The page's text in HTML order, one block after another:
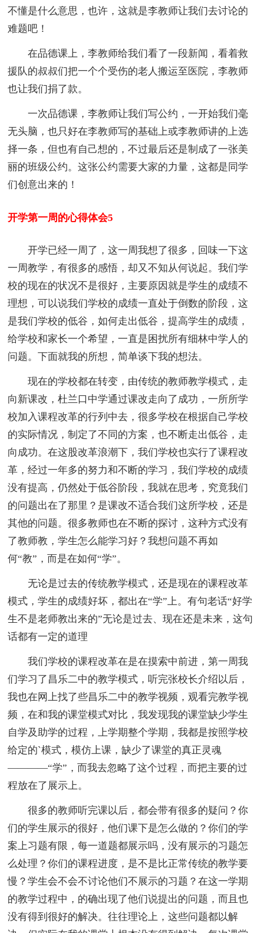
不懂是什么意思，也许，这就是李教师让我们去讨论的
难题吧！
在品德课上，李教师给我们看了一段新闻，看着救
援队的叔叔们把一个个受伤的老人搬运至医院，李教师
也让我们捐了款。
一次品德课，李教师让我们写公约，一开始我们毫
无头脑，也只好在李教师写的基础上或李教师讲的上选
择一条，但也有自己想的，不过最后还是制成了一张美
丽的班级公约。这张公约需要大家的力量，这都是同学
们创意出来的！
开学第一周的心得体会5
开学已经一周了，这一周我想了很多，回味一下这
一周教学，有很多的感悟，却又不知从何说起。我们学
校的现在的状况不是很好，主要原因就是学生的成绩不
理想，可以说我们学校的成绩一直处于倒数的阶段，这
是我们学校的低谷，如何走出低谷，提高学生的成绩，
给学校和家长一个希望，一直是困扰所有细林中学人的
问题。下面就我的所想，简单谈下我的想法。
现在的学校都在转变，由传统的教师教学模式，走
向新课改，杜兰口中学通过课改走向了成功，一所所学
校加入课程改革的行列中去，很多学校在根据自己学校
的实际情况，制定了不同的方案，也不断走出低谷，走
向成功。在这股改革浪潮下，我们学校也实行了课程改
革，经过一年多的努力和不断的学习，我们学校的成绩
没有提高，仍然处于低谷阶段，我就在思考，究竟我们
的问题出在了那里？是课改不适合我们这所学校，还是
其他的问题。很多教师也在不断的探讨，这种方式没有
了教师教，学生怎么能学习好？我想问题不再如
何“教”，而是在如何“学”。
无论是过去的传统教学模式，还是现在的课程改革
模式，学生的成绩好坏，都出在“学”上。有句老话“好学
生不是老师教出来的”无论是过去、现在还是未来，这句
话都有一定的道理
我们学校的课程改革在是在摸索中前进，第一周我
们学习了昌乐二中的教学模式，听完张校长介绍以后，
我也在网上找了些昌乐二中的教学视频，观看完教学视
频，在和我的课堂模式对比，我发现我的课堂缺少学生
自学及助学的过程，上学期整个学期，我都是按照学校
给定的`模式，模仿上课，缺少了课堂的真正灵魂
————“学”，而我去忽略了这个过程，而把主要的过
程放在了展示上。
很多的教师听完课以后，都会带有很多的疑问？你
们的学生展示的很好，他们课下是怎么做的？你们的学
案上习题有限，每一道题都展示吗，没有展示的习题怎
么处理？你们的课程进度，是不是比正常传统的教学要
慢？学生会不会不讨论他们不展示的习题？在这一学期
的教学过程中，的确出现了他们说提出的问题，而且也
没有得到很好的解决。往往理论上，这些问题都以解